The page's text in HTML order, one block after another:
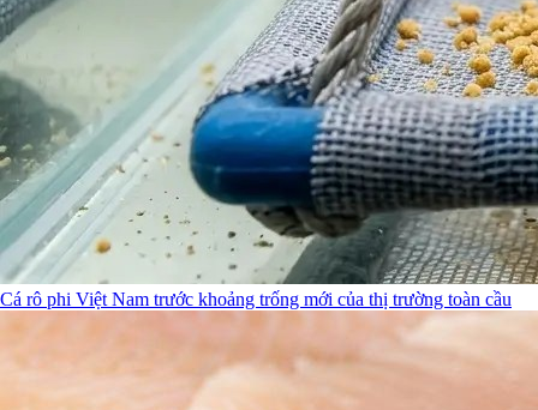
Cá rô phi Việt Nam trước khoảng trống mới của thị trường toàn cầu